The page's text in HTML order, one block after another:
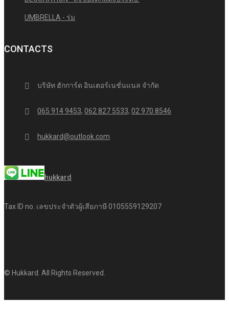
UMBRELLA - ร่ม
CONTACTS
บริษัท ฮักการ์ด อินเตอร์เนชั่นแนล จำกัด
065 914 9453, 062 827 5533, 02 970 8546
hukkard@outlook.com
hukkard
Tax ID no. เลขประจำตัวผู้เสียภาษี 0105559129207
© Hukkard. All Rights Reserved.